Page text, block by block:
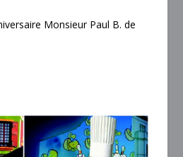
Monsieur Paul B. de